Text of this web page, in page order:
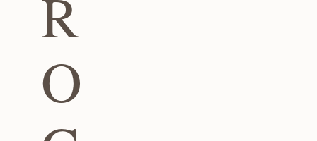
R
O